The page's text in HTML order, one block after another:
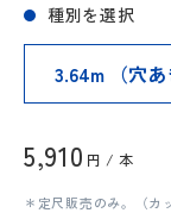
種別を選択
5,910 円 / 本
＊定尺販売のみ。（カ